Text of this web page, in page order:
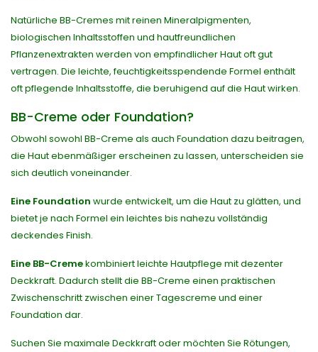
Natürliche BB-Cremes mit reinen Mineralpigmenten,
biologischen Inhaltsstoffen und hautfreundlichen
Pflanzenextrakten werden von empfindlicher Haut oft gut
vertragen. Die leichte, feuchtigkeitsspendende Formel enthält
oft pflegende Inhaltsstoffe, die beruhigend auf die Haut wirken.
BB-Creme oder Foundation?
Obwohl sowohl BB-Creme als auch Foundation dazu beitragen,
die Haut ebenmäßiger erscheinen zu lassen, unterscheiden sie
sich deutlich voneinander.
Eine Foundation wurde entwickelt, um die Haut zu glätten, und
bietet je nach Formel ein leichtes bis nahezu vollständig
deckendes Finish.
Eine BB-Cremekombiniert leichte Hautpflege mit dezenter
Deckkraft. Dadurch stellt die BB-Creme einen praktischen
Zwischenschritt zwischen einer Tagescreme und einer
Foundation dar.
Suchen Sie maximale Deckkraft oder möchten Sie Rötungen,